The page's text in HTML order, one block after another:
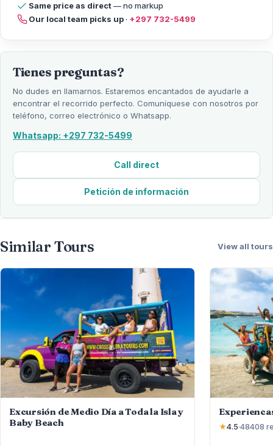
Same price as direct— no markup
Our local team picks up· +297 732-5499
Tienes preguntas?
No dudes en llamarnos. Estaremos encantados de ayudarle a
encontrar el recorrido perfecto. Comuníquese con nosotros por
teléfono, correo electrónico o Whatsapp.
Whatsapp: +297 732-5499
Call direct
Petición de información
Similar Tours View all tours
Excursión de Medio Día a Toda la Isla y
Baby Beach
★4.5·48408